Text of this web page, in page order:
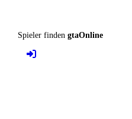
Spieler finden gtaOnline